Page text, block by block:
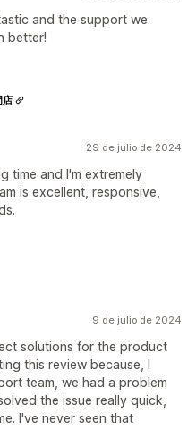
and the support we
better!
29 de julio de 2024
time and I'm extremely
is excellent, responsive,
店
9 de julio de 2024
solutions for the product
this review because, I
team, we had a problem
the issue really quick,
I've never seen that